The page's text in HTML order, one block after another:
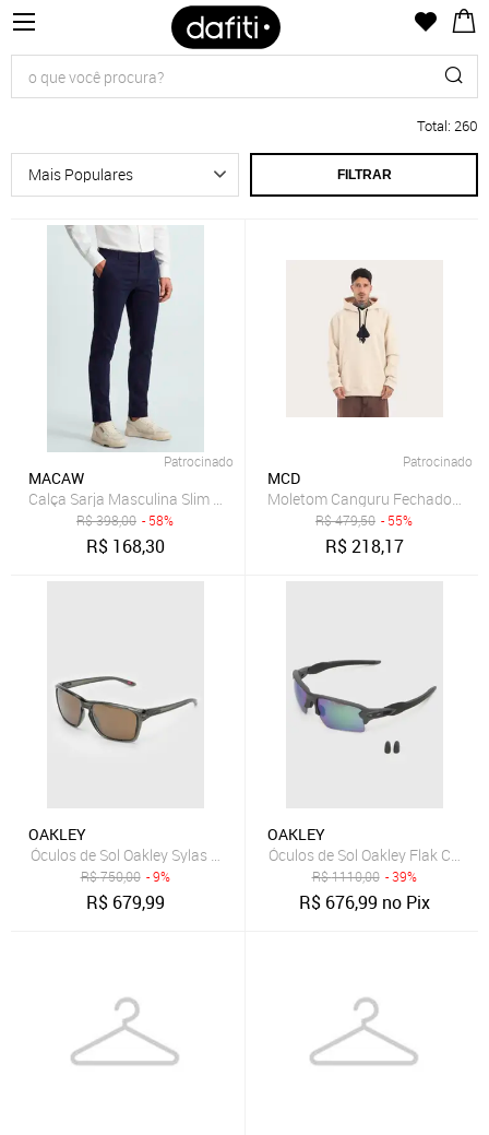
Total: 260
FILTRAR
Patrocinado
MACAW
R$398,00 - 58%
R$ 168,30
Patrocinado
MCD
Moletom Canguru Fechado Logo
R$479,50 - 55%
R$218,17
OAKLEY
Óculos de Sol Oakley Sylas Olive Ink W e Prizm Bronze
R$750,00 - 9%
R$ 679,99
OAKLEY
Óculos de Sol Oakley Flak Cinza
R$1110,00 - 39%
R$ 676,99 no Pix